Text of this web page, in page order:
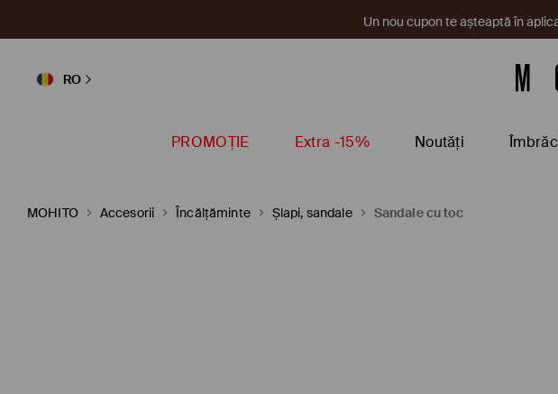
Un nou cupon te așteaptă în
RO
PROMOȚIE Extra -15% Noutăți
MOHITO Accesorii Încălţăminte Șlapi, sandale Sandale cu toc